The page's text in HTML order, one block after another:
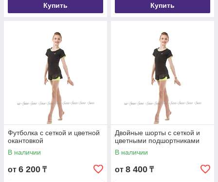
Купить Купить
Футболка с сеткой и цветной
окантовкой
В наличии
от 6 200 ₸
Двойные шорты с сеткой и
цветными подшортниками
В наличии
от 8 400 ₸